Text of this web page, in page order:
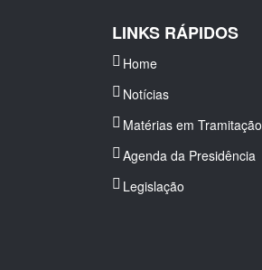
LINKS RÁPIDOS
Home
Notícias
Matérias em Tramitação
Agenda da Presidência
Legislação